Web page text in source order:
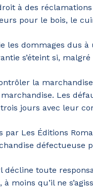
à des
pour le bois, le
les dommages dus
s’éteint si,
la
Les
jours avec leur
Les Éditions
défectueuse
décline toute
moins qu’il ne